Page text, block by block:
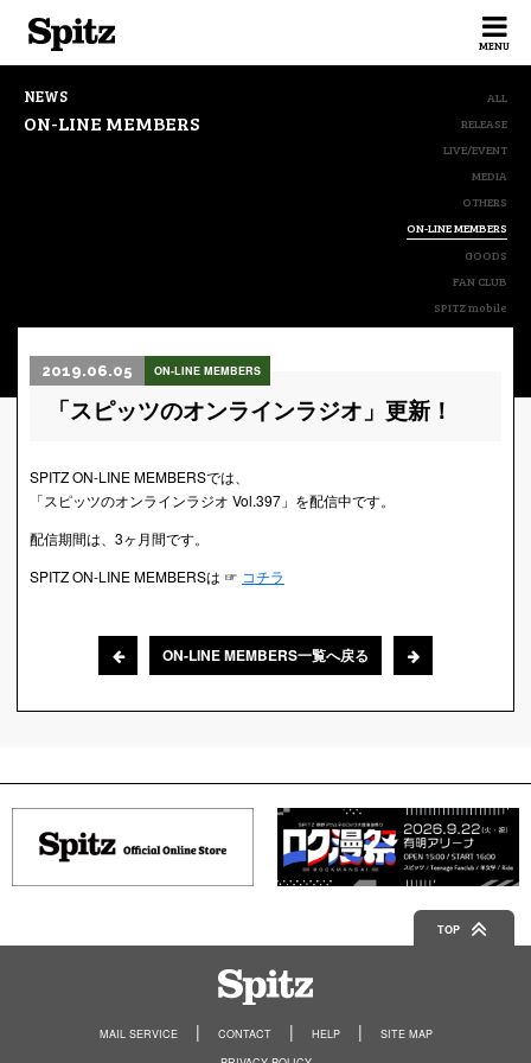
MENU
NEWS
ON-LINE MEMBERS
ALL
RELEASE
LIVE/EVENT
MEDIA
OTHERS
ON-LINE MEMBERS
GOODS
FAN CLUB
SPITZ mobile
2019.06.05 ON-LINE MEMBERS
「スピッツのオンラインラジオ」更新！
SPITZ ON-LINE MEMBERSでは、
「スピッツのオンラインラジオ Vol.397」を配信中です。
配信期間は、3ヶ月間です。
SPITZ ON-LINE MEMBERSは ☞ コチラ
ON-LINE MEMBERS一覧へ戻る
TOP
MAIL SERVICE CONTACT HELP
SITE MAP